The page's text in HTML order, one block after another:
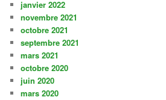
janvier 2022
novembre 2021
octobre 2021
septembre 2021
mars 2021
octobre 2020
juin 2020
mars 2020